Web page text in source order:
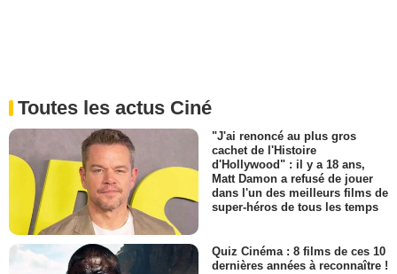
Toutes les actus Ciné
"J'ai renoncé au plus gros
cachet de l'Histoire
d'Hollywood" : il y a 18 ans,
Matt Damon a refusé de jouer
dans l'un des meilleurs films de
super-héros de tous les temps
Quiz Cinéma : 8 films de ces 10
dernières années à reconnaître !